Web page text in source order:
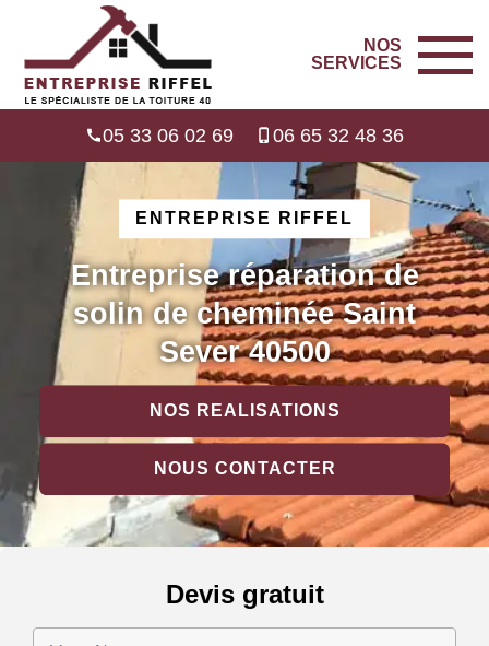
NOS
SERVICES
05 33 06 02 69 06 65 32 48 36
ENTREPRISE RIFFEL
Entreprise réparation de
solin de cheminée Saint
Sever 40500
NOS REALISATIONS
NOUS CONTACTER
Devis gratuit